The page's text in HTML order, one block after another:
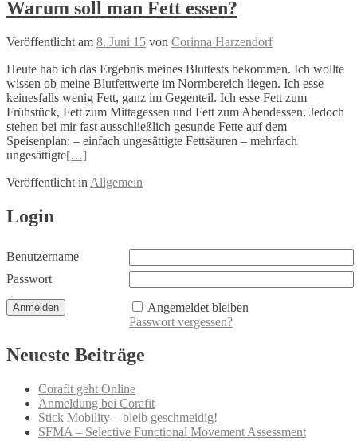
Warum soll man Fett essen?
Veröffentlicht am 8. Juni 15 von Corinna Harzendorf
Heute hab ich das Ergebnis meines Bluttests bekommen. Ich wollte
wissen ob meine Blutfettwerte im Normbereich liegen. Ich esse
keinesfalls wenig Fett, ganz im Gegenteil. Ich esse Fett zum
Frühstück, Fett zum Mittagessen und Fett zum Abendessen. Jedoch
stehen bei mir fast ausschließlich gesunde Fette auf dem
Speisenplan: – einfach ungesättigte Fettsäuren – mehrfach
ungesättigte[…]
Veröffentlicht in Allgemein
Navigation
Login
Benutzername
Passwort
Angemeldet bleiben
Passwort vergessen?
Neueste Beiträge
Corafit geht Online
Anmeldung bei Corafit
Stick Mobility – bleib geschmeidig!
SFMA – Selective Functional Movement Assessment